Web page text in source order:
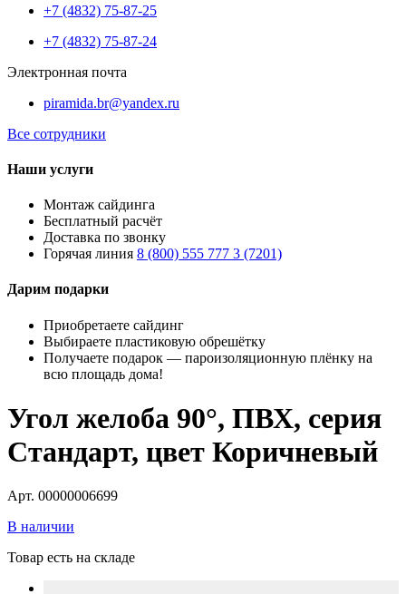
+7 (4832) 75-87-25
+7 (4832) 75-87-24
Электронная почта
piramida.br@yandex.ru
Все сотрудники
Наши услуги
Монтаж сайдинга
Бесплатный расчёт
Доставка по звонку
Горячая линия 8 (800) 555 777 3 (7201)
Дарим подарки
Приобретаете сайдинг
Выбираете пластиковую обрешётку
Получаете подарок — пароизоляционную плёнку на
всю площадь дома!
Угол желоба 90°, ПВХ, серия
Стандарт, цвет Коричневый
Арт. 00000006699
В наличии
Товар есть на складе